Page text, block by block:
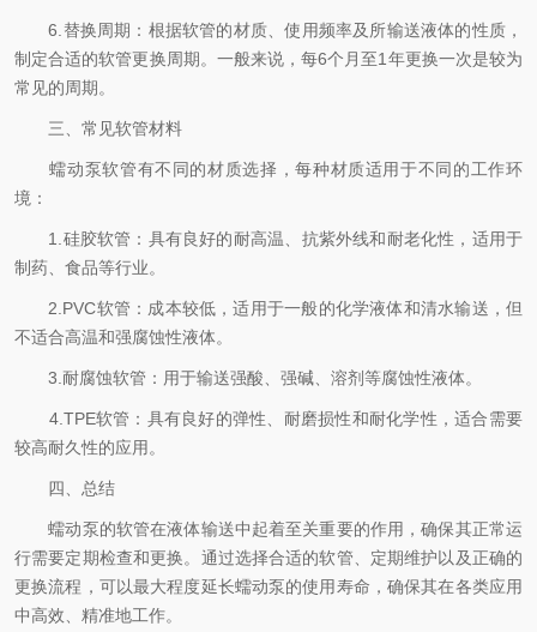
6.替换周期：根据软管的材质、使用频率及所输送液体的性质，
制定合适的软管更换周期。一般来说，每6个月至1年更换一次是较为
常见的周期。
三、常见软管材料
蠕动泵软管有不同的材质选择，每种材质适用于不同的工作环
境：
1.硅胶软管：具有良好的耐高温、抗紫外线和耐老化性，适用于
制药、食品等行业。
2.PVC软管：成本较低，适用于一般的化学液体和清水输送，但
不适合高温和强腐蚀性液体。
3.耐腐蚀软管：用于输送强酸、强碱、溶剂等腐蚀性液体。
4.TPE软管：具有良好的弹性、耐磨损性和耐化学性，适合需要
较高耐久性的应用。
四、总结
蠕动泵的软管在液体输送中起着至关重要的作用，确保其正常运
行需要定期检查和更换。通过选择合适的软管、定期维护以及正确的
更换流程，可以最大程度延长蠕动泵的使用寿命，确保其在各类应用
中高效、精准地工作。